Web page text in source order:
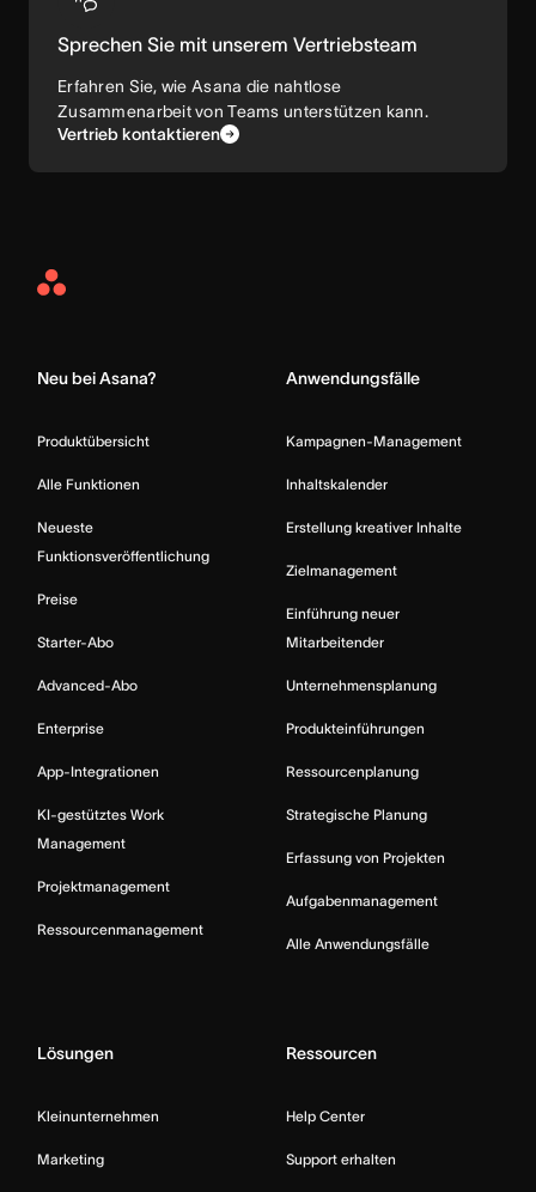
Sprechen Sie mit unserem Vertriebsteam
Erfahren Sie, wie Asana die nahtlose
Zusammenarbeit von Teams unterstützen kann.
Vertrieb kontaktieren
Asana
Neu bei Asana?
Produktübersicht
Alle Funktionen
Neueste
Funktionsveröffentlichung
Preise
Starter-Abo
Advanced-Abo
Enterprise
App-Integrationen
KI-gestütztes Work
Management
Projektmanagement
Ressourcenmanagement
Anwendungsfälle
Kampagnen-Management
Inhaltskalender
Erstellung kreativer Inhalte
Zielmanagement
Einführung neuer
Mitarbeitender
Unternehmensplanung
Produkteinführungen
Ressourcenplanung
Strategische Planung
Erfassung von Projekten
Aufgabenmanagement
Alle Anwendungsfälle
Lösungen
Kleinunternehmen
Marketing
Ressourcen
Help Center
Support erhalten